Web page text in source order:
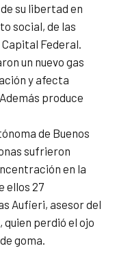
su libertad en
social, de las
Federal.
un nuevo gas
y afecta
produce
de Buenos
sufrieron
en la
ellos 27
Aufieri, asesor del
quien perdió el ojo
goma.